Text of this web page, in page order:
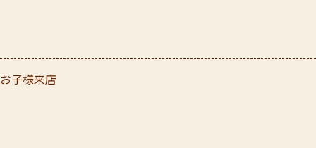
お子様来店